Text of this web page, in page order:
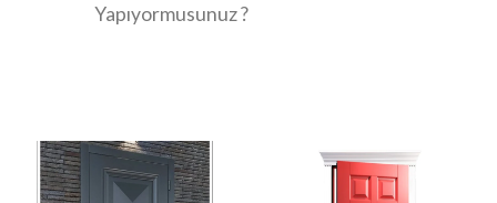
Yapıyormusunuz ?